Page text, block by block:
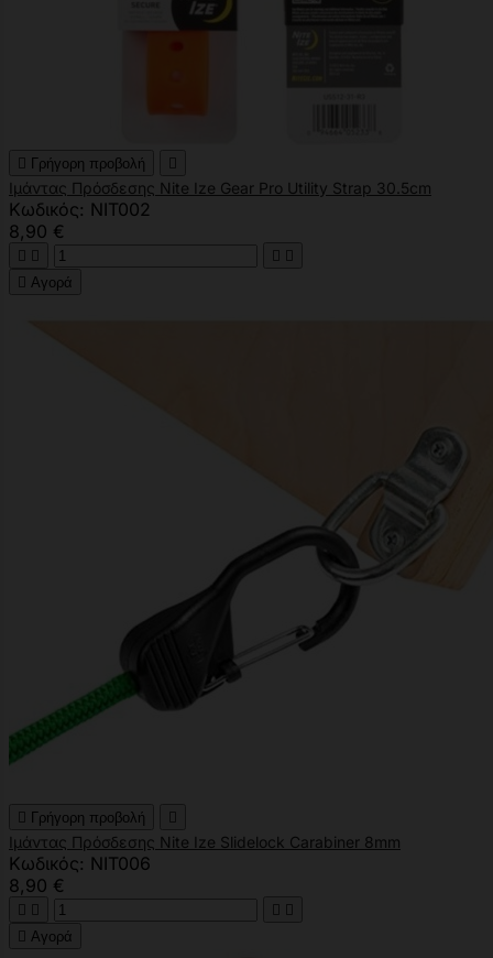
 Γρήγορη προβολή 
Ιμάντας Πρόσδεσης Nite Ize Gear Pro Utility Strap 30.5cm
Κωδικός: NIT002
8,90 €
   
 Αγορά
 Γρήγορη προβολή 
Ιμάντας Πρόσδεσης Nite Ize Slidelock Carabiner 8mm
Κωδικός: NIT006
8,90 €
   
 Αγορά